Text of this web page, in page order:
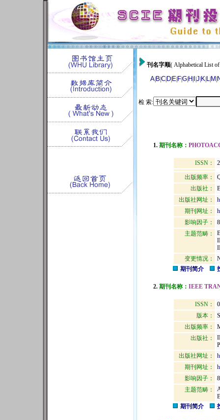
刊名字顺( Alphabetical List
A B C D E FG H J K L M
检 索:
1. 期刊名称：
ISSN：
出版频率：
出版社：
出版社网址：
期刊网址：
影响因子：
主题范畴：
变更情况：
期刊简介
2. 期刊名称： IEEE
ISSN：
版本：
出版频率：
出版社：
出版社网址：
期刊网址：
影响因子：
主题范畴：
期刊简介